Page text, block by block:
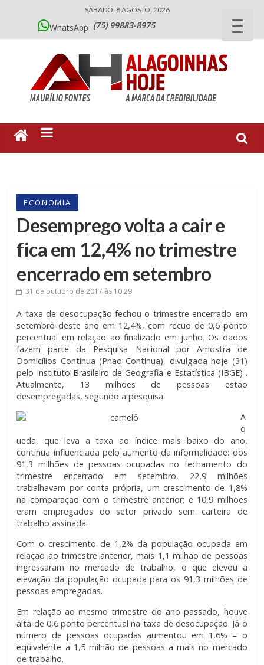
SÁBADO, 8 AGOSTO, 2026
WhatsApp (75) 99883-8975
ECONOMIA
Desemprego volta a cair e
fica em 12,4% no trimestre
encerrado em setembro
31 de outubro de 2017 às 10:29
A taxa de desocupação fechou o trimestre encerrado em
setembro deste ano em 12,4%, com recuo de 0,6 ponto
percentual em relação ao finalizado em junho. Os dados
fazem parte da Pesquisa Nacional por Amostra de
Domicílios Contínua (Pnad Contínua), divulgada hoje (31)
pelo Instituto Brasileiro de Geografia e Estatística (IBGE) .
Atualmente, 13 milhões de pessoas estão
desempregadas, segundo a pesquisa.
A
q
ueda, que leva a taxa ao índice mais baixo do ano,
continua influenciada pelo aumento da informalidade: dos
91,3 milhões de pessoas ocupadas no fechamento do
trimestre encerrado em setembro, 22,9 milhões
trabalhavam por conta própria, um crescimento de 1,8%
na comparação com o trimestre anterior; e 10,9 milhões
eram empregados do setor privado sem carteira de
trabalho assinada.
Com o crescimento de 1,2% da população ocupada em
relação ao trimestre anterior, mais 1,1 milhão de pessoas
ingressaram no mercado de trabalho, o que elevou a
elevação da população ocupada para os 91,3 milhões de
pessoas empregadas.
Em relação ao mesmo trimestre do ano passado, houve
alta de 0,6 ponto percentual na taxa de desocupação. Já o
número de pessoas ocupadas aumentou em 1,6% – o
equivalente a 1,5 milhão de pessoas a mais no mercado
de trabalho.